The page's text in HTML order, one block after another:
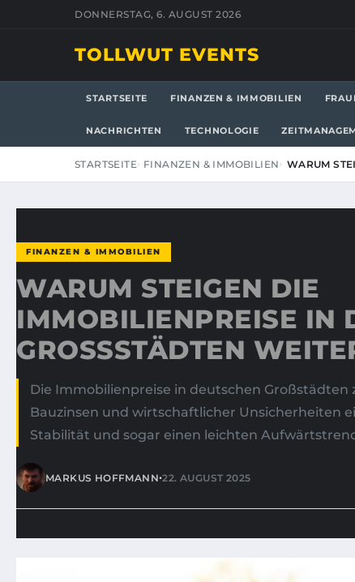
DONNERSTAG, 6. AUGUST 2026
TOLLWUT EVENTS
STARTSEITE FINANZEN & IMMOBILIEN
NACHRICHTEN TECHNOLOGIE
STARTSEITE FINANZEN & IMMOBILIEN WARUM
FINANZEN & IMMOBILIEN
WARUM STEIGEN DIE
IMMOBILIENPREISE IN
GROSSSTÄDTEN
Die Immobilienpreise in deutschen Großstädten
Bauzinsen und wirtschaftlicher Unsicherheiten
Stabilität und sogar einen leichten
MARKUS HOFFMANN•22. AUGUST 2025